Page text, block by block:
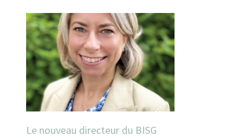
Le nouveau directeur du BISG